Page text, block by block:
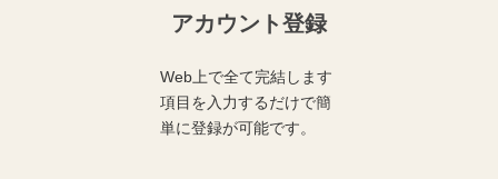
アカウント登録
Web上で全て完結します
項目を入力するだけで簡
単に登録が可能です。